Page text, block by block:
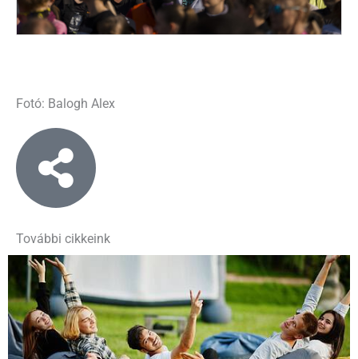
Fotó: Balogh Alex
További cikkeink